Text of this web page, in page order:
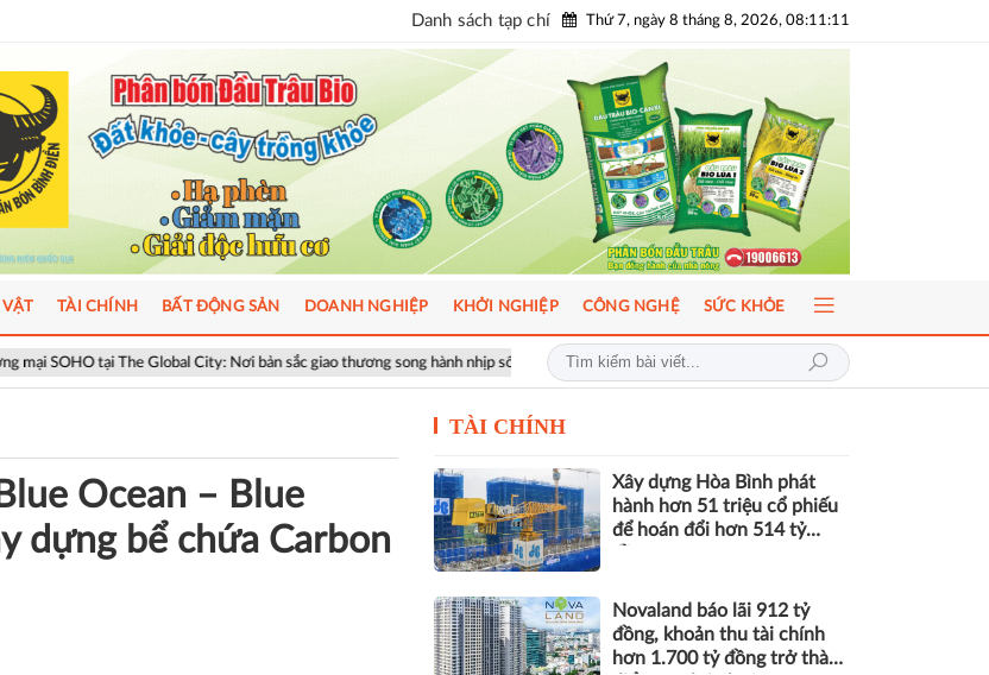
Danh sách tạp chí Thứ 7, ngày 8 tháng 8, 2026, 08:11:13
Global City: Nơi bản sắc giao thương song hành nhịp sống toàn cầu ICFM 2026: Đột phá mới trong phát triển Y học bào thai và Di
TÀI CHÍNH BẤT ĐỘNG SẢN DOANH NGHIỆP KHỞI NGHIỆP CÔNG NGHỆ SỨC KHỎE
Ocean – Blue
dựng bể chứa Carbon
TÀI CHÍNH
Xây dựng Hòa Bình phát
hành hơn 51 triệu cổ phiếu
để hoán đổi hơn 514 tỷ
Novaland báo lãi 912 tỷ
đồng, khoản thu tài chính
hơn 1.700 tỷ đồng trở thành